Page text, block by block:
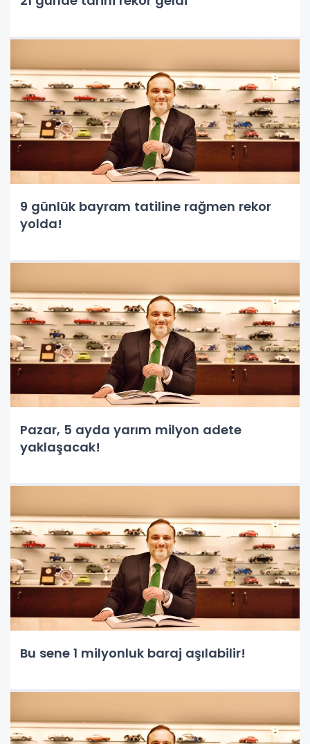
9 günlük bayram tatiline rağmen rekor
yolda!
Pazar, 5 ayda yarım milyon adete
yaklaşacak!
Bu sene 1 milyonluk baraj aşılabilir!